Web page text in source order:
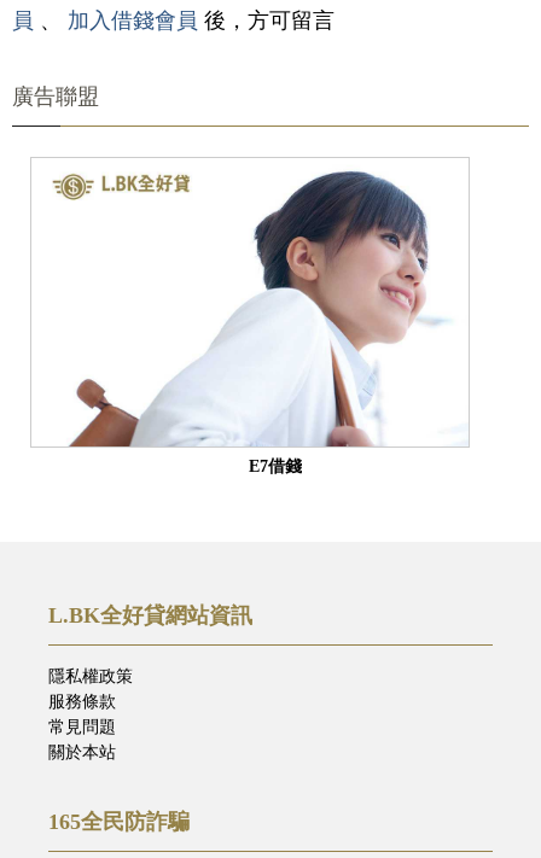
員 、 加入借錢會員 後，方可留言
廣告聯盟
E7借錢
L.BK全好貸網站資訊
隱私權政策
服務條款
常見問題
關於本站
165全民防詐騙